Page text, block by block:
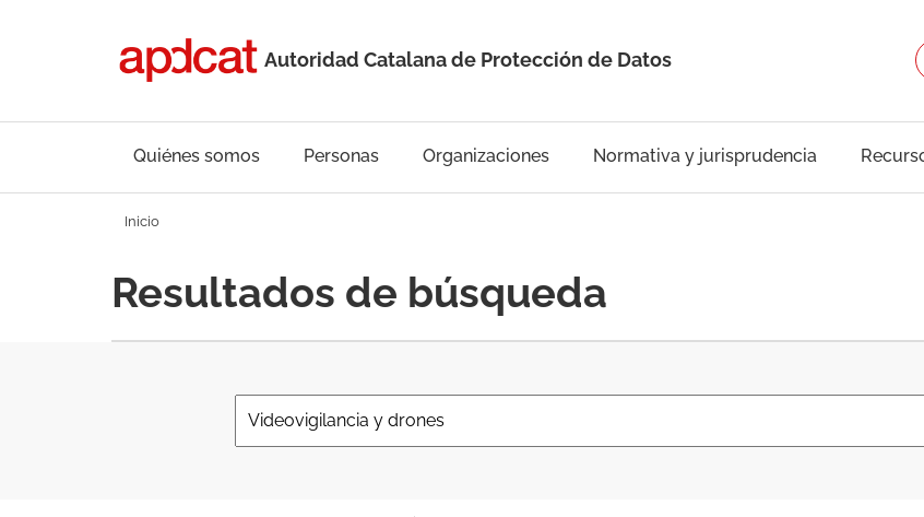
Autoridad Catalana de Protección de Datos
Quiénes somos Personas Organizaciones Normativa y jurisprudencia
Inicio
Resultados de búsqueda